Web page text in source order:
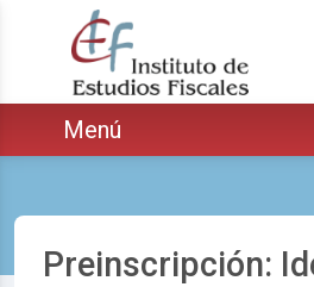
Saltar navegación. Ir directamente al
Menú
Preinscripción: